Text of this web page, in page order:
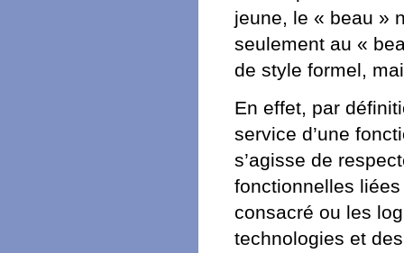
jeune, le « beau »
seulement au «
de style formel,
En effet, par
service d’une
s’agisse de
fonctionnelles
consacré ou les
technologies et